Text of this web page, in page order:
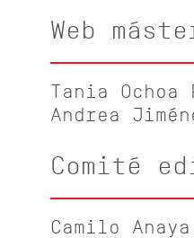
Web
Tania
Andrea
Comité
Camilo